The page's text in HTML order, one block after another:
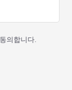
의합니다.